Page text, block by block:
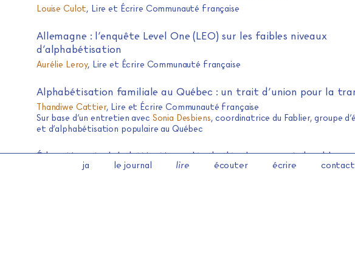
Louise Culot, Lire et Écrire Communauté française
Allemagne : l’enquête Level One (LEO) sur les faibles niveaux
d’alphabétisation
Aurélie Leroy, Lire et Écrire Communauté française
Alphabétisation familiale au Québec : un trait d’union pour la
Thandiwe Cattier, Lire et Écrire Communauté française
Sur base d’un entretien avec Sonia Desbiens, coordinatrice du Fablier, groupe
et d’alphabétisation populaire au Québec
Éducation et alphabétisation : clés du développement durable au
ja le journal lire écouter écrire contact